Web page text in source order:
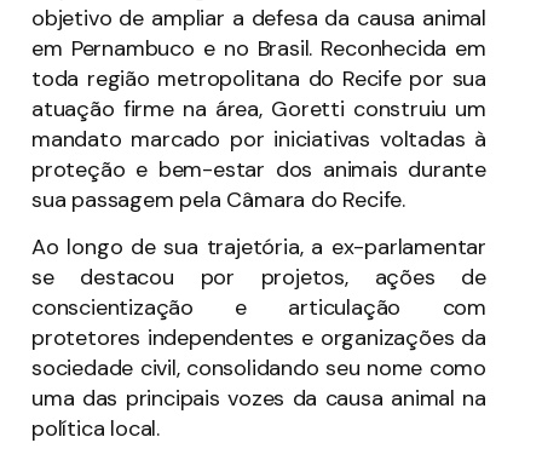
objetivo de ampliar a defesa da causa animal
em Pernambuco e no Brasil. Reconhecida em
toda região metropolitana do Recife por sua
atuação firme na área, Goretti construiu um
mandato marcado por iniciativas voltadas à
proteção e bem-estar dos animais durante
sua passagem pela Câmara do Recife.
Ao longo de sua trajetória, a ex-parlamentar
se destacou por projetos, ações de
conscientização e articulação com
protetores independentes e organizações da
sociedade civil, consolidando seu nome como
uma das principais vozes da causa animal na
política local.